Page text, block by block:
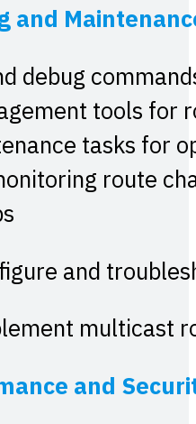
and
debug
tools for
tasks for
route
and
multicast
and